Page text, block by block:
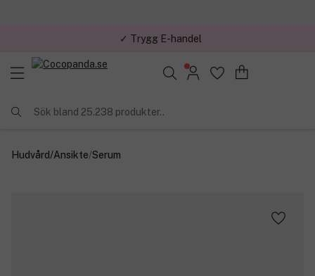
✓ Trygg E-handel
Sök bland 25.238 produkter..
Hudvård/Ansikte/Serum